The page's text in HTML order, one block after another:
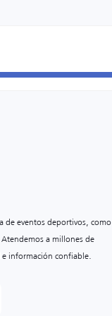
de eventos deportivos, como
a millones de
información confiable.